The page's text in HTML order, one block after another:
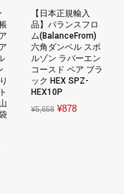
【日本正規輸入
品】バランスフロ
ム(BalanceFrom)
六角ダンベル スポ
ルゾン ラバーエン
コースド ペア ブラ
ック HEX SPZ-
HEX10P
¥5,658 Original
¥878Current